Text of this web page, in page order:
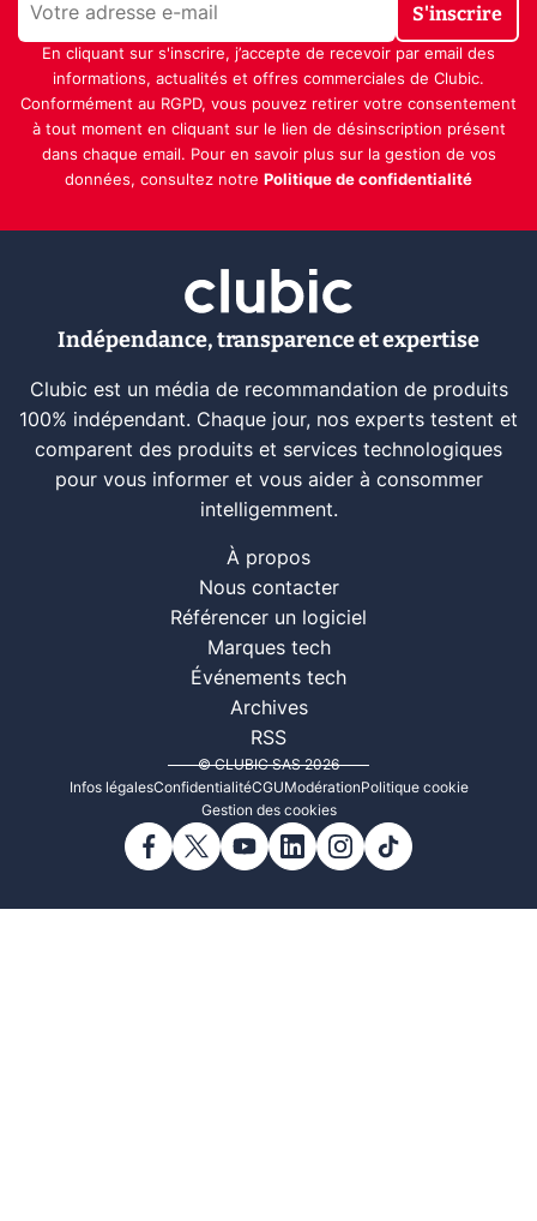
S'inscrire
En cliquant sur s'inscrire, j’accepte de recevoir par email des
informations, actualités et offres commerciales de Clubic.
Conformément au RGPD, vous pouvez retirer votre consentement
à tout moment en cliquant sur le lien de désinscription présent
dans chaque email. Pour en savoir plus sur la gestion de vos
données, consultez notre Politique de confidentialité
Indépendance, transparence et expertise
Clubic est un média de recommandation de produits
100% indépendant. Chaque jour, nos experts testent et
comparent des produits et services technologiques
pour vous informer et vous aider à consommer
intelligemment.
À propos
Nous contacter
Référencer un logiciel
Marques tech
Événements tech
Archives
RSS
© CLUBIC SAS 2026
Infos légalesConfidentialitéCGUModérationPolitique cookie
Gestion des cookies